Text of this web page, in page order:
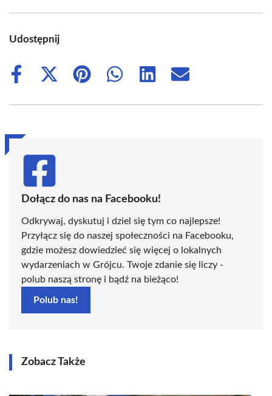
Udostępnij
Share
Share
(Twitter)
Share
Share
Share
Share
Dołącz do nas na Facebooku!
Odkrywaj, dyskutuj i dziel się tym co najlepsze!
Przyłącz się do naszej społeczności na Facebooku,
gdzie możesz dowiedzieć się więcej o lokalnych
wydarzeniach w Grójcu. Twoje zdanie się liczy -
polub naszą stronę i bądź na bieżąco!
Polub nas!
Zobacz Także